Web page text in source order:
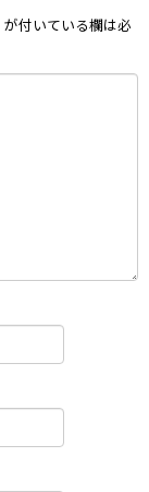
が付いている欄は必